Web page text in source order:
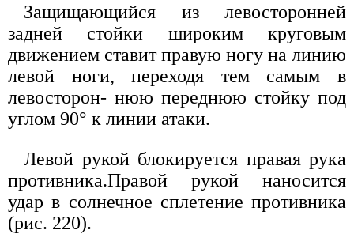
Защищающийся из левосторонней
задней стойки широким круговым
движением ставит правую ногу на линию
левой ноги, переходя тем самым в
левосторон- нюю переднюю стойку под
углом 90° к линии атаки.
Левой рукой блокируется правая рука
противника.Правой рукой наносится
удар в солнечное сплетение противника
(рис. 220).